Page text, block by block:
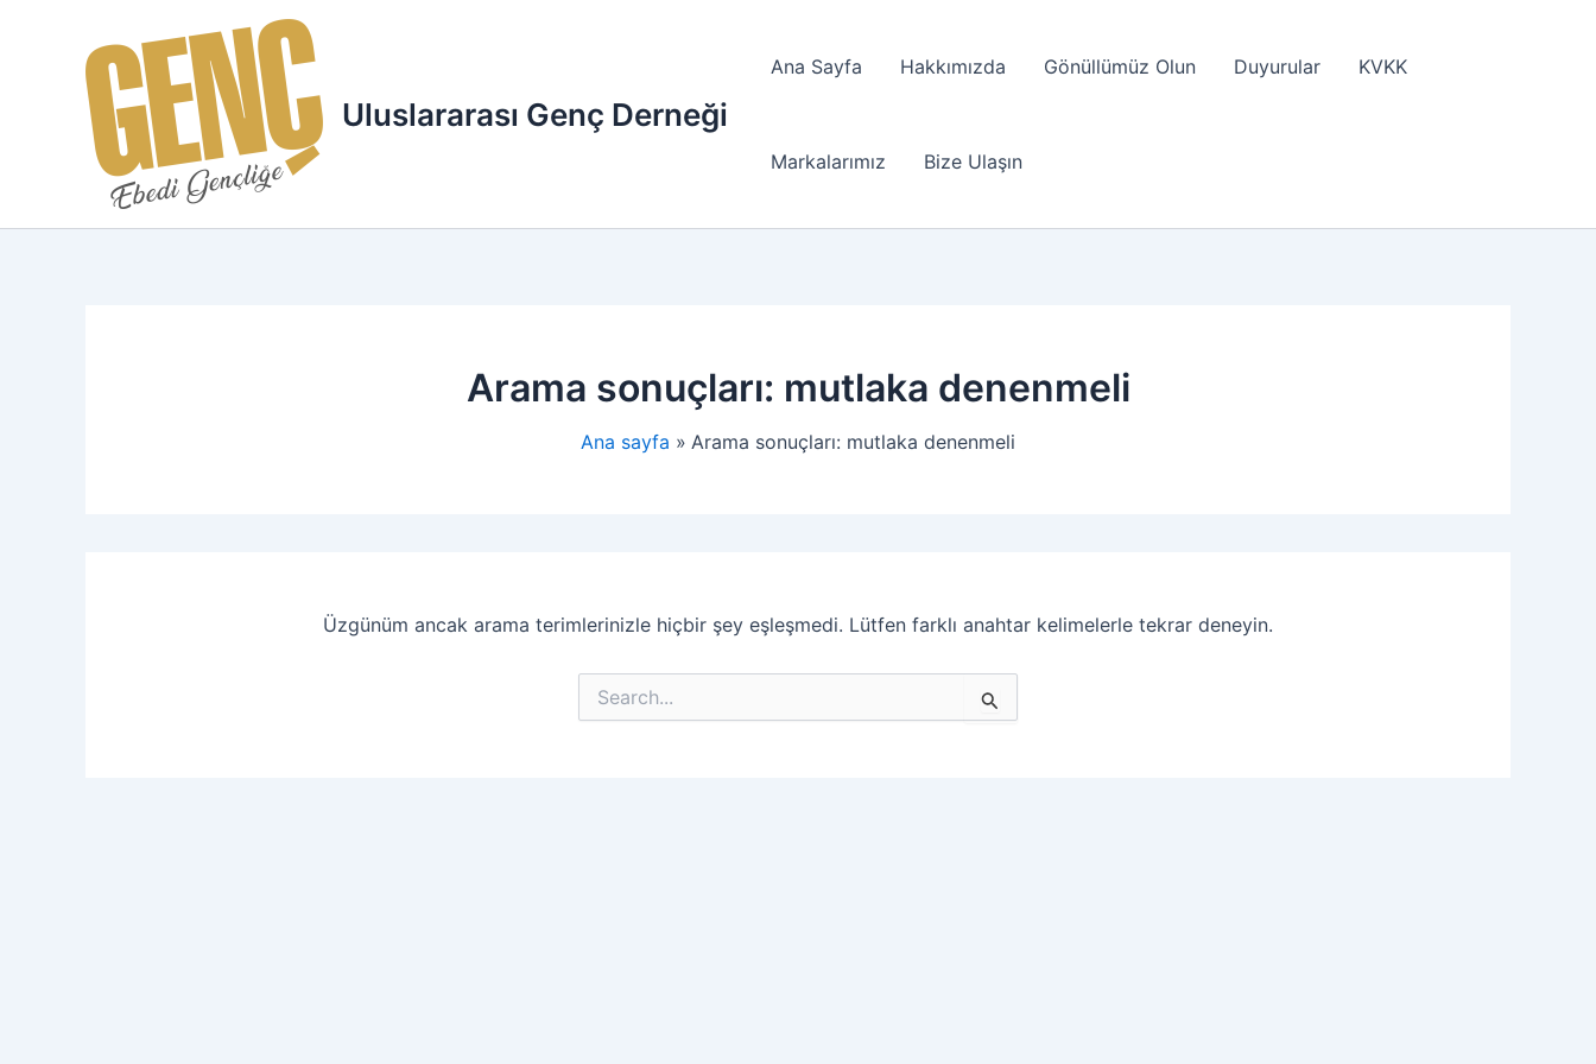
Uluslararası Genç Derneği
Ana Sayfa Hakkımızda Gönüllümüz Olun Duyurular KVKK
Markalarımız Bize Ulaşın
Arama sonuçları: mutlaka denenmeli
Ana sayfa Arama sonuçları: mutlaka denenmeli
Üzgünüm ancak arama terimlerinizle hiçbir şey eşleşmedi. Lütfen farklı anahtar kelimelerle tekrar deneyin.
Search
for: